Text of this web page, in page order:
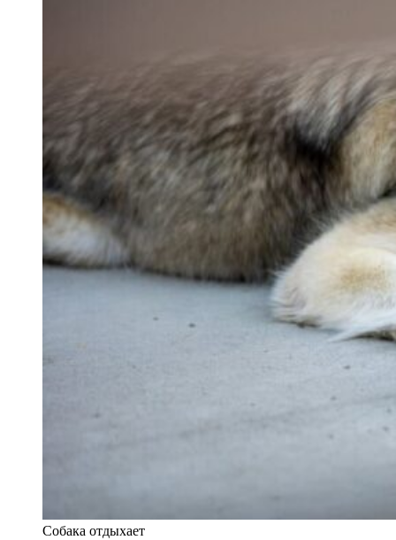
Собака отдыхает